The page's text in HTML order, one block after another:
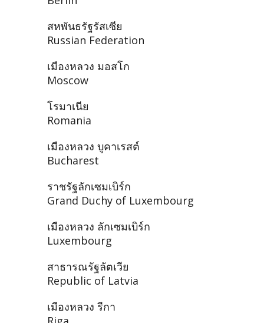
สหพันธรัฐรัสเซีย
Russian Federation
เมืองหลวง มอสโก
Moscow
โรมาเนีย
Romania
เมืองหลวง บูคาเรสต์
Bucharest
ราชรัฐลักเซมเบิร์ก
Grand Duchy of Luxembourg
เมืองหลวง ลักเซมเบิร์ก
Luxembourg
สาธารณรัฐลัตเวีย
Republic of Latvia
เมืองหลวง รีกา